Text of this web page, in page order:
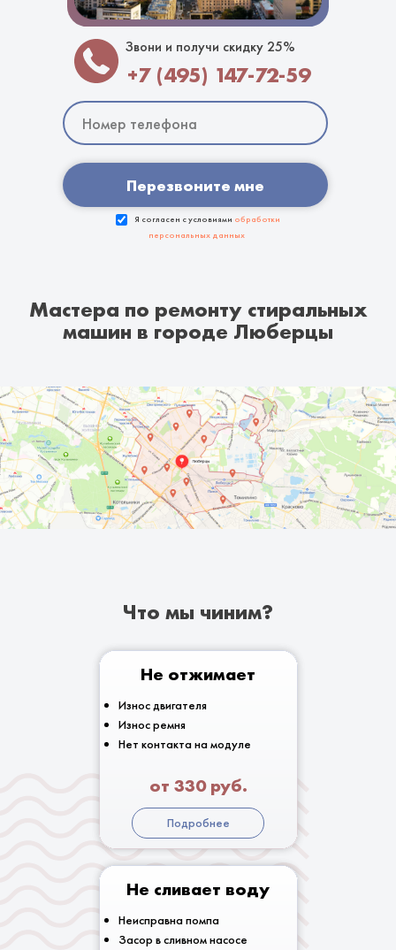
Перезвоните мне
Я согласен с условиями обработки
персональных данных
+7 (495) 147-72-59
Звони и получи скидку 25%
Мастера по ремонту стиральных
машин в городе Люберцы
Что мы чиним?
Не отжимает
Износ двигателя
Износ ремня
Нет контакта на модуле
от 330 руб.
Подробнее
Неисправна помпа
Засор в сливном насосе
Не сливает воду